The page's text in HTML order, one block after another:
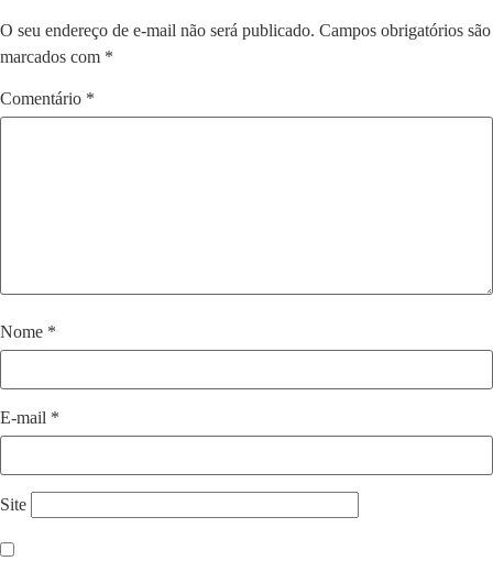
O seu endereço de e-mail não será publicado. Campos obrigatórios são
marcados com *
Comentário *
Nome *
E-mail *
Site